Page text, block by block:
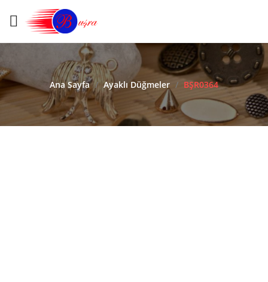
Ana Sayfa / Ayaklı Düğmeler / BŞR0364